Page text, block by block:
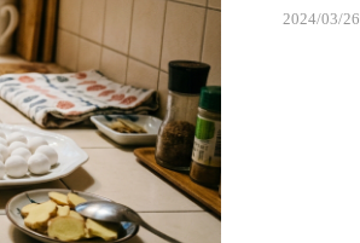
2024/03/26